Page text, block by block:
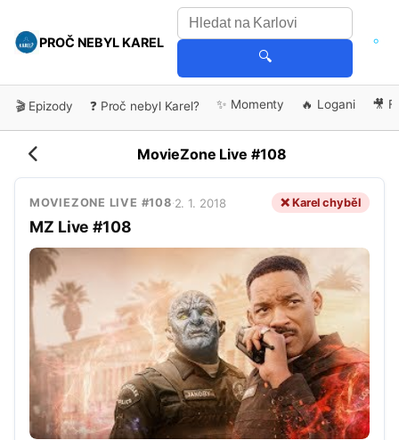
PROČ NEBYL KAREL
🔍
🎬 Epizody ❓ Proč nebyl Karel? ✨ Momenty 🔥 Logani 🎥
MovieZone Live #108
MOVIEZONE LIVE #108·2. 1. 2018 ❌ Karel chyběl
MZ Live #108